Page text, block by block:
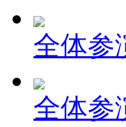
全体参
全体参